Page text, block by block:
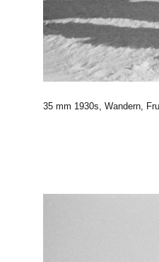
35 mm 1930s, Wandern,